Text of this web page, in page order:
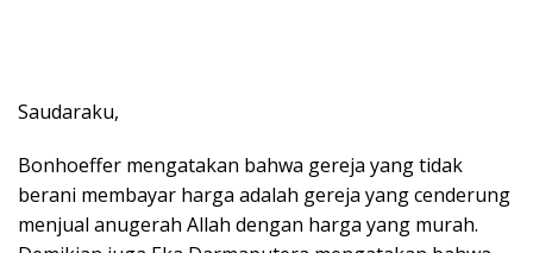
Saudaraku,
Bonhoeffer mengatakan bahwa gereja yang tidak
berani membayar harga adalah gereja yang cenderung
menjual anugerah Allah dengan harga yang murah.